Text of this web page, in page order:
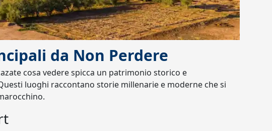
da Non Perdere
cosa vedere spicca un patrimonio storico e
luoghi raccontano storie millenarie e moderne che si